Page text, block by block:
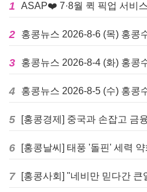
1 ASAP❤️ 7·8월 퀵 픽업 서비
2 홍콩뉴스 2026-8-6 (목) 홍콩
3 홍콩뉴스 2026-8-4 (화) 홍콩
4 홍콩뉴스 2026-8-5 (수) 홍콩
5
6 [홍콩날씨] 태풍 '돌핀' 세력
7